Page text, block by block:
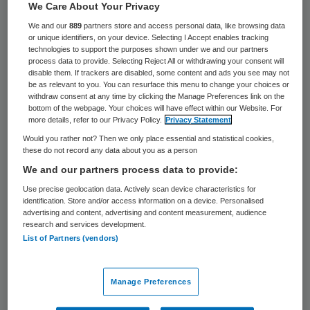
Een 48-jarige man uit Groningen is
maandag voor de handel in gevaarlijke
medicijnen veroordeeld tot een celstraf van
1,5 jaar, waarvan 10 maanden
voorwaardelijk.
De man bestelde 3 jaar lang over de post
potentieverhogende pillen en
afslankmiddelen in India om ze in Europa
door te verkopen. De afslankpillen waren
eerder uit de reguliere handel genomen in
verband met de kans op hartfalen.
We Care About Your Privacy
We and our889 partners store and access personal data, like browsing data
or unique identifiers, on your device. Selecting I Accept enables tracking
technologies to support the purposes shown under we and our partners
process data to provide. Selecting Reject All or withdrawing your consent will
disable them. If trackers are disabled, some content and ads you see may not
be as relevant to you. You can resurface this menu to change your choices or
withdraw consent at any time by clicking the Manage Preferences link on the
bottom of the webpage. Your choices will have effect within our Website. For
more details, refer to our Privacy Policy.
Privacy Statement
Would you rather not? Then we only place essential and statistical cookies,
these do not record any data about you as a person
We and our partners process data to provide:
Use precise geolocation data. Actively scan device characteristics for
identification. Store and/or access information on a device. Personalised
advertising and content, advertising and content measurement, audience
research and services development.
List of Partners (vendors)
Manage Preferences